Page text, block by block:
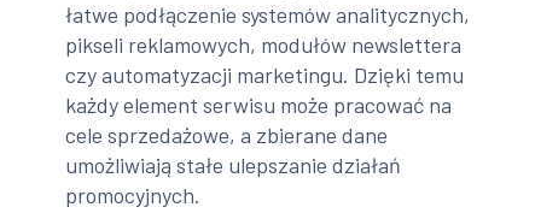
łatwe podłączenie systemów analitycznych,
pikseli reklamowych, modułów newslettera
czy automatyzacji marketingu. Dzięki temu
każdy element serwisu może pracować na
cele sprzedażowe, a zbierane dane
umożliwiają stałe ulepszanie działań
promocyjnych.